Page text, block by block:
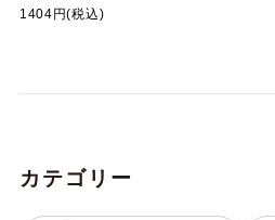
1404円(税込)
カテゴリー